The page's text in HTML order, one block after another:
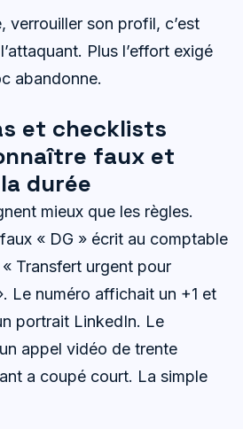
verrouiller son profil, c’est
Plus l’effort exigé
abandonne.
et checklists
faux et
durée
mieux que les règles.
« DG » écrit au comptable
Transfert urgent pour
Le numéro affichait un +1 et
portrait LinkedIn. Le
appel vidéo de trente
a coupé court. La simple